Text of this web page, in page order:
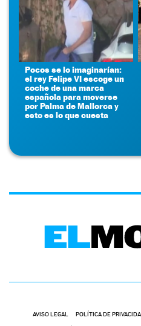
Pocos se lo imaginarían:
el rey Felipe VI escoge un
coche de una marca
española para moverse
por Palma de Mallorca y
esto es lo que cuesta
AVISO LEGAL POLÍTICA DE